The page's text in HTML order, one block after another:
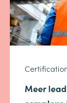
Meer